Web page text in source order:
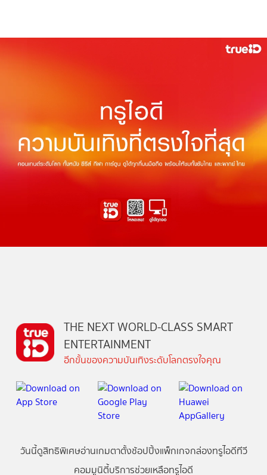
THE NEXT WORLD-CLASS SMART
ENTERTAINMENT
อีกขั้นของความบันเทิงระดับโลกตรงใจคุณ
วันนี้ดูสิทธิพิเศษอ่านเกมตาตั้งช้อปปิ้งแพ็กเกจกล่องทรูไอดีทีวี
คอมมูนิตี้บริการช่วยเหลือทรูไอดี